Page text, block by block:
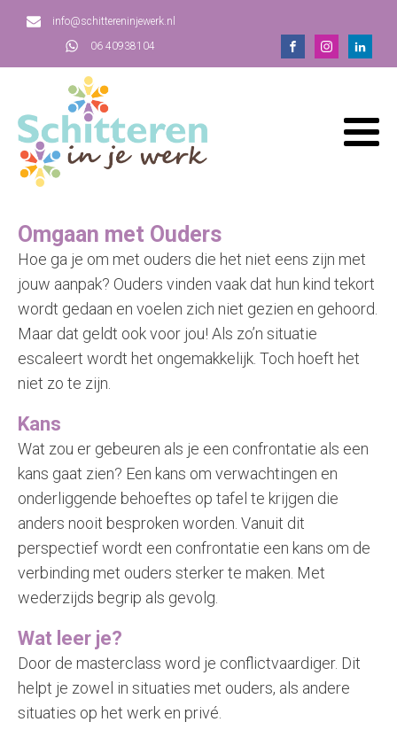
info@schittereninjewerk.nl
06 40938104
Omgaan met Ouders
Hoe ga je om met ouders die het niet eens zijn met
jouw aanpak? Ouders vinden vaak dat hun kind tekort
wordt gedaan en voelen zich niet gezien en gehoord.
Maar dat geldt ook voor jou! Als zo’n situatie
escaleert wordt het ongemakkelijk. Toch hoeft het
niet zo te zijn.
Kans
Wat zou er gebeuren als je een confrontatie als een
kans gaat zien? Een kans om verwachtingen en
onderliggende behoeftes op tafel te krijgen die
anders nooit besproken worden. Vanuit dit
perspectief wordt een confrontatie een kans om de
verbinding met ouders sterker te maken. Met
wederzijds begrip als gevolg.
Wat leer je?
Door de masterclass word je conflictvaardiger. Dit
helpt je zowel in situaties met ouders, als andere
situaties op het werk en privé.